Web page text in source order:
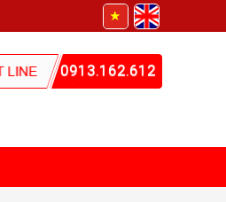
0913.162.612